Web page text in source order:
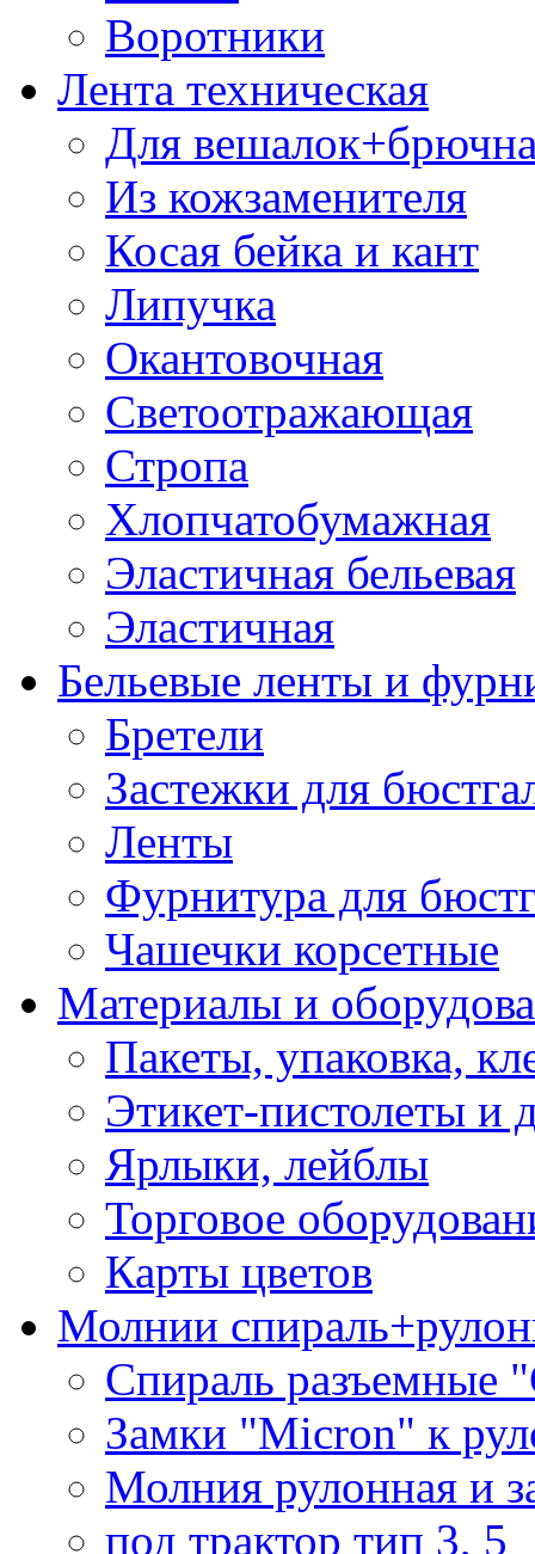
Воротники
Лента техническая
Для
Из кожзаменителя
Косая бейка и кант
Липучка
Окантовочная
Светоотражающая
Стропа
Хлопчатобумажная
Эластичная бельевая
Эластичная
Бельевые ленты и
Бретели
Застежки для
Ленты
Фурнитура для
Чашечки корсетные
Материалы и
Пакеты, упаковка,
Этикет-пистолеты и
Ярлыки, лейблы
Торговое
Карты цветов
Молнии
Спираль разъемные
Замки "Micron" к
Молния рулонная и
под трактор тип 3, 5